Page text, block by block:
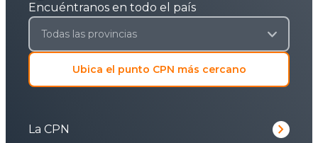
Encuéntranos en todo el país
Ubica el punto CPN más cercano
La CPN keyboard_arrow_right